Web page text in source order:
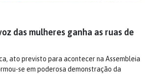
das mulheres ganha as ruas de
ato previsto para acontecer na Assembleia
se em poderosa demonstração da